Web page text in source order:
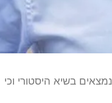
בשיא היסטורי וכי